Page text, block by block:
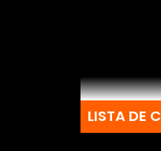
LISTA DE